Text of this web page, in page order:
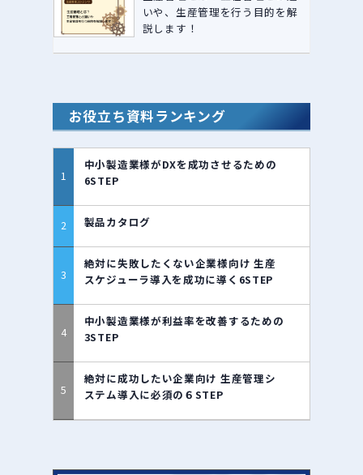
いや、生産管理を行う目的を解
説します！
お役立ち資料ランキング
中小製造業様がDXを成功させるための
6STEP
製品カタログ
絶対に失敗したくない企業様向け 生産
スケジューラ導入を成功に導く6STEP
中小製造業様が利益率を改善するための
3STEP
絶対に成功したい企業向け 生産管理シ
ステム導入に必須の６STEP